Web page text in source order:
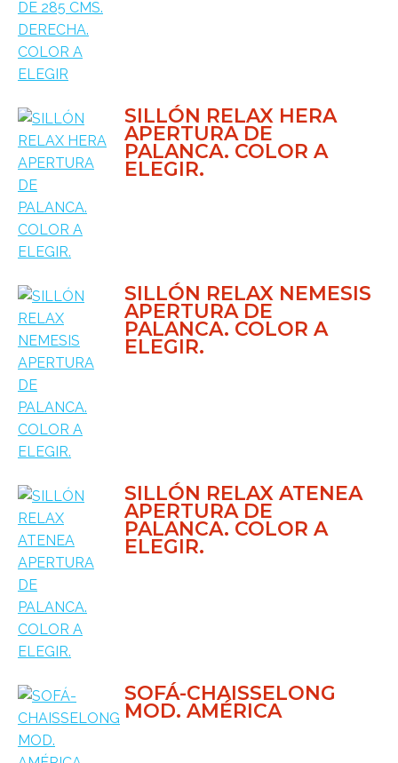
SILLÓN RELAX HERA
APERTURA DE
PALANCA. COLOR A
ELEGIR.
SILLÓN RELAX NEMESIS
APERTURA DE
PALANCA. COLOR A
ELEGIR.
SILLÓN RELAX ATENEA
APERTURA DE
PALANCA. COLOR A
ELEGIR.
SOFÁ-CHAISSELONG
MOD. AMÉRICA